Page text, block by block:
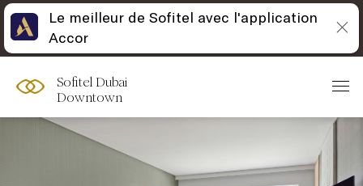
Sofitel Dubai
Downtown
Le meilleur de Sofitel avec l'application
Accor